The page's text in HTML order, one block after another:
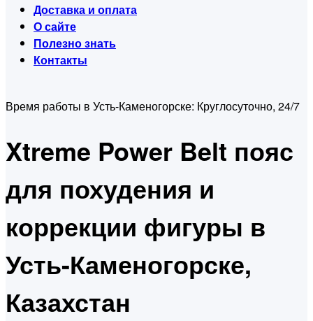
Доставка и оплата
О сайте
Полезно знать
Контакты
Время работы в Усть-Каменогорске: Круглосуточно, 24/7
Xtreme Power Belt пояс
для похудения и
коррекции фигуры в
Усть-Каменогорске,
Казахстан